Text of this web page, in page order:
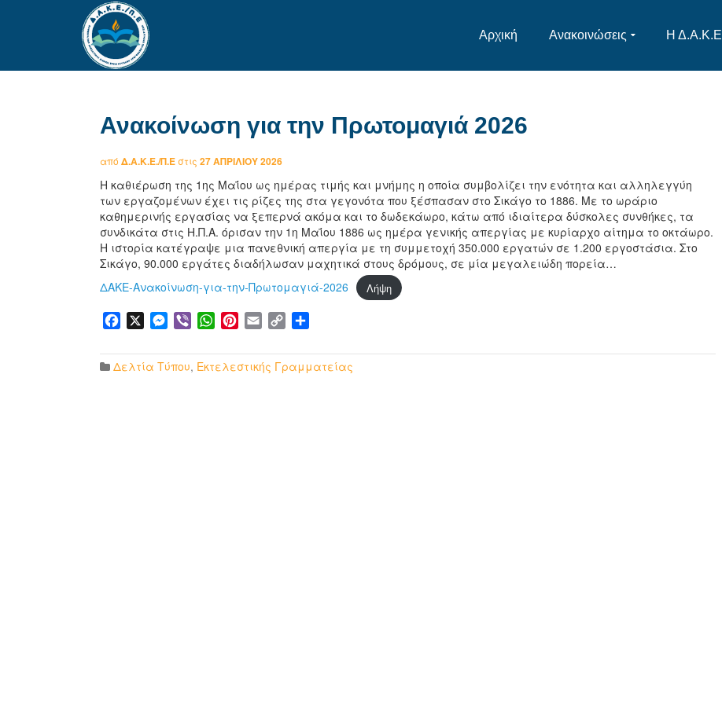
Αρχική Ανακοινώσεις Η Δ.Α.Κ.Ε
Ανακοίνωση για την Πρωτομαγιά 2026
από Δ.Α.Κ.Ε./Π.Εστις 27 ΑΠΡΙΛΊΟΥ 2026
Η καθιέρωση της 1ης Μαΐου ως ημέρας τιμής και μνήμης η οποία συμβολίζει την ενότητα και αλληλεγγύη
των εργαζομένων έχει τις ρίζες της στα γεγονότα που ξέσπασαν στο Σικάγο το 1886. Mε το ωράριο
καθημερινής εργασίας να ξεπερνά ακόμα και το δωδεκάωρο, κάτω από ιδιαίτερα δύσκολες συνθήκες, τα
συνδικάτα στις Η.Π.Α. όρισαν την 1η Μαΐου 1886 ως ημέρα γενικής απεργίας με κυρίαρχο αίτημα το οκτάωρο.
Η ιστορία κατέγραψε μια πανεθνική απεργία με τη συμμετοχή 350.000 εργατών σε 1.200 εργοστάσια. Στο
Σικάγο, 90.000 εργάτες διαδήλωσαν μαχητικά στους δρόμους, σε μία μεγαλειώδη πορεία…
ΔΑΚΕ-Ανακοίνωση-για-την-Πρωτομαγιά-2026
Λήψη
Facebook Messenger
Viber WhatsApp
Pinterest
Email Copy
Δελτία Τύπου, Εκτελεστικής Γραμματείας